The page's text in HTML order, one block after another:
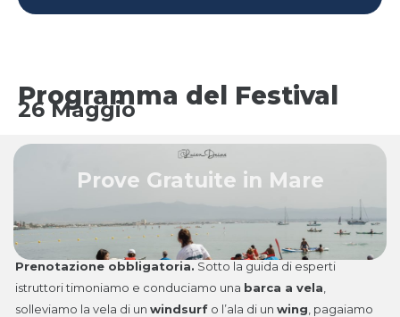
Programma del Festival
26 Maggio
Prove Gratuite in Mare
Prenotazione obbligatoria. Sotto la guida di esperti
istruttori timoniamo e conduciamo una barca a vela
solleviamo la vela di un windsurf o l’ala di un wing , pagaiamo